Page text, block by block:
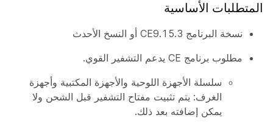
المتطلبات الأساسية
نسخة البرنامج CE9.15.3 أو النسخ الأحدث
مطلوب برنامج CE يدعم التشفير القوي.
سلسلة الأجهزة اللوحية والأجهزة المكتبية وأجهزة
الغرف: يتم تثبيت مفتاح التشفير قبل الشحن ولا
يمكن إضافته بعد ذلك.